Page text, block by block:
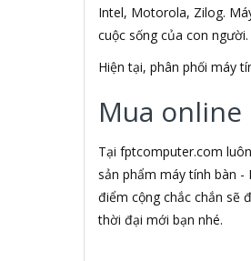
A 100+
A Bonne
A Brand
A & T
Aardvark
Abel
Abo
ACASIS
Acatel
Acbel
Intel, Motorola, Zilog.
cuộc sống của con người.
Hiện tại, phân phối máy
Mua
Tại fptcomputer.com
sản phẩm máy tính bàn
điểm cộng chắc chắn sẽ
thời đại mới bạn nhé.